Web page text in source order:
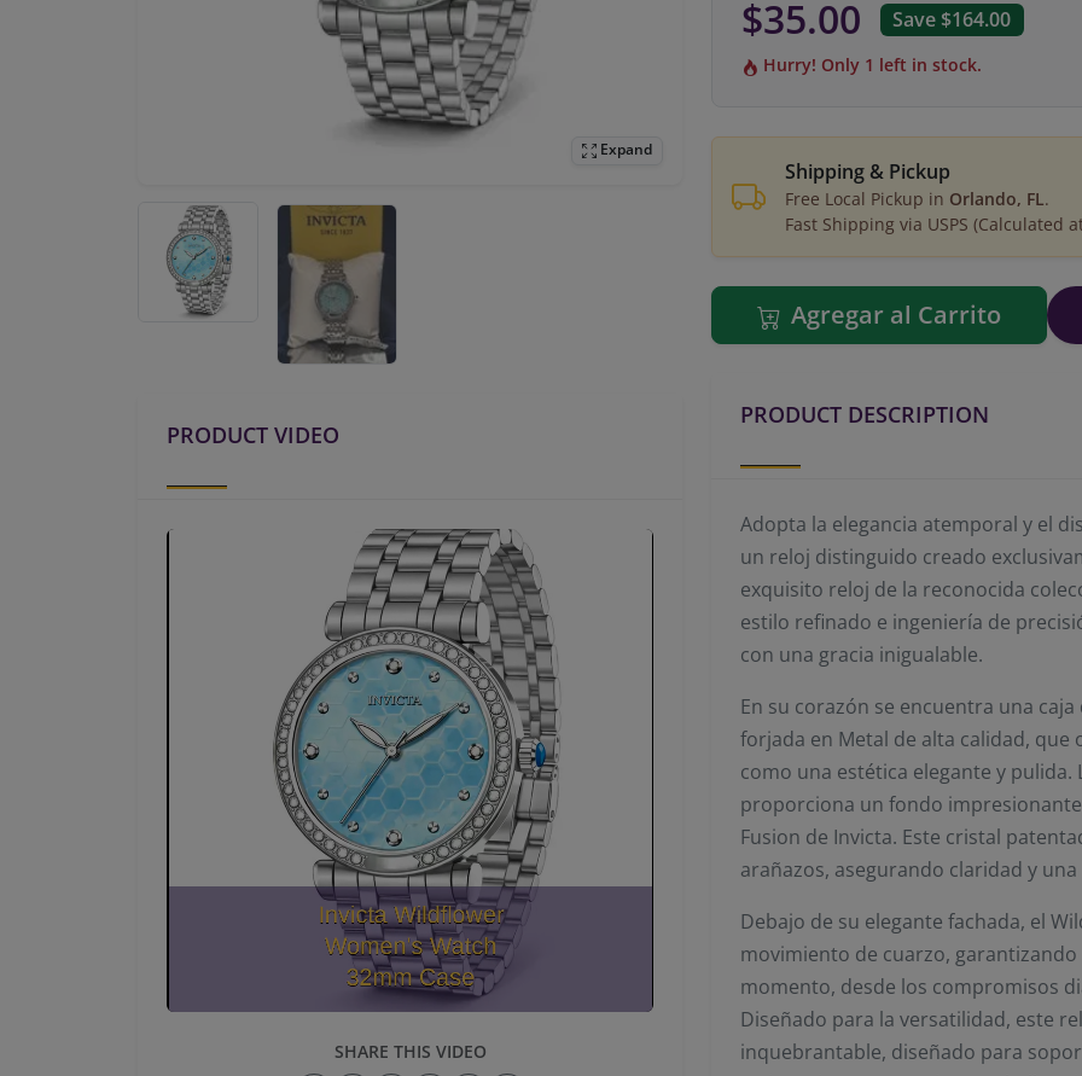
Expand
PRODUCT VIDEO
SHARE THIS VIDEO
$35.00 Save $164.00
Hurry! Only 1 left in stock.
Shipping & Pickup
Free Local Pickup in Orlando, FL.
Fast Shipping via USPS (Calculated
Agregar al Carrito
PRODUCT DESCRIPTION
Adopta la elegancia atemporal y el
un reloj distinguido creado
exquisito reloj de la reconocida
estilo refinado e ingeniería de
con una gracia inigualable.
En su corazón se encuentra una
forjada en Metal de alta calidad,
como una estética elegante y pulida.
proporciona un fondo
Fusion de Invicta. Este cristal
arañazos, asegurando claridad y
Debajo de su elegante fachada, el
movimiento de cuarzo,
momento, desde los compromisos
Diseñado para la versatilidad, este
inquebrantable, diseñado para